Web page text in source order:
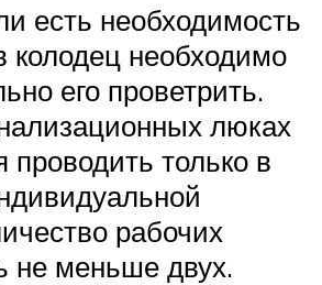
есть необходимость
колодец необходимо
его проветрить.
люках
проводить только в
рабочих
не меньше двух.